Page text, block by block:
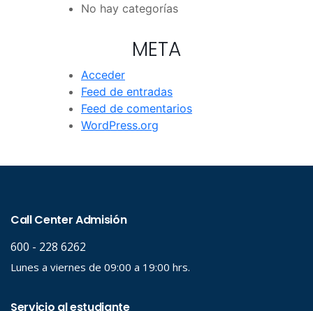
No hay categorías
META
Acceder
Feed de entradas
Feed de comentarios
WordPress.org